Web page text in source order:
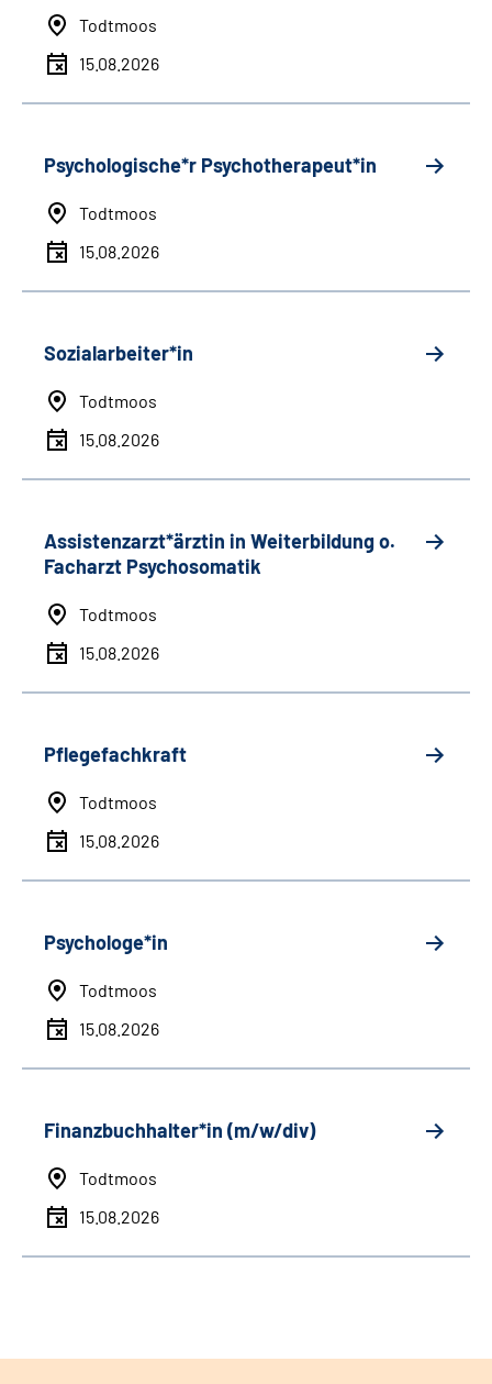
Todtmoos
15.08.2026
Psychologische*r Psychotherapeut*in
Todtmoos
15.08.2026
Sozialarbeiter*in
Todtmoos
15.08.2026
Assistenzarzt*ärztin in Weiterbildung o.
Facharzt Psychosomatik
Todtmoos
15.08.2026
Pflegefachkraft
Todtmoos
15.08.2026
Psychologe*in
Todtmoos
15.08.2026
Finanzbuchhalter*in (m/w/div)
Todtmoos
15.08.2026